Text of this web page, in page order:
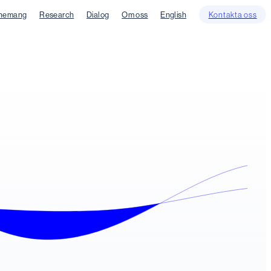
Research Dialog Om oss English Kontakta oss